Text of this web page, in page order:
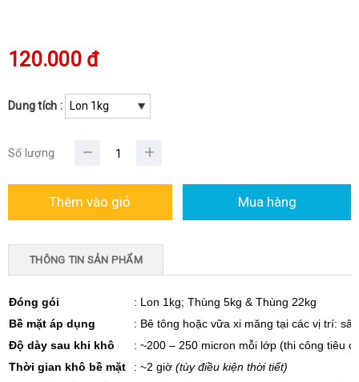
120.000 đ
Dung tích :
Số lượng
THÔNG TIN SẢN PHẨM
Đóng gói : Lon 1kg; Thùng 5kg &Thùng 22kg
Bề mặt áp dụng
: Bê tông hoặc vữa xi măng tại các vị trí:
Độ dày sau khi khô
: ~200 – 250 micron mỗi lớp (thi công tiêu
Thời gian khô bề mặt
: ~2 giờ (tùy điều kiện thời tiết)